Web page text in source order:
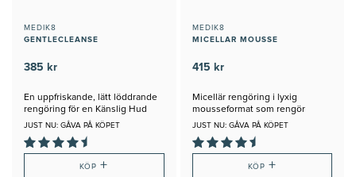
MEDIK8
GENTLECLEANSE
385 kr
En uppfriskande, lätt löddrande
rengöring för en Känslig Hud
JUST NU: GÅVA PÅ KÖPET
KÖP+
MEDIK8
MICELLAR MOUSSE
415 kr
Micellär rengöring i lyxig
mousseformat som rengör
skonsamt
JUST NU: GÅVA PÅ KÖPET
KÖP +